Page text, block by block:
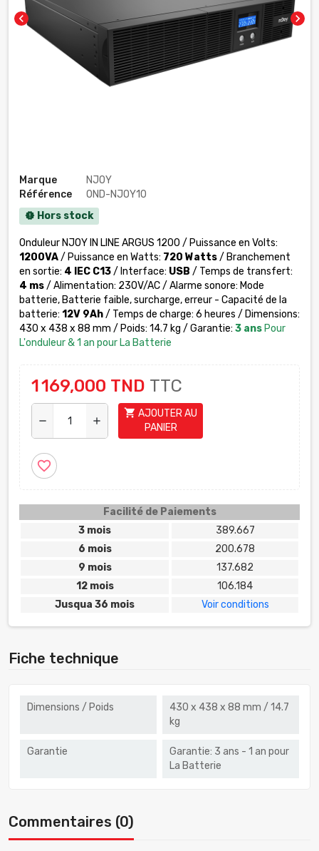
chevron_left chevron_right
Marque
NJOY
Référence
OND-NJOY10
new_releases Hors stock
Onduleur NJOY IN LINE ARGUS 1200 / Puissance en Volts:
1200VA/ Puissance en Watts: 720 Watts/ Branchement
en sortie: 4 IEC C13/ Interface: USB / Temps de transfert:
4 ms/ Alimentation: 230V/AC / Alarme sonore: Mode
batterie, Batterie faible, surcharge, erreur - Capacité de la
batterie: 12V 9Ah/ Temps de charge: 6 heures / Dimensions:
430 x 438 x 88 mm / Poids: 14.7 kg / Garantie: 3 ans Pour
L'onduleur & 1 an pour La Batterie
1 169,000 TND TTC
remove add
shopping_cart AJOUTER AU
PANIER
favorite_border
Facilité de Paiements
3 mois
389.667
6 mois
200.678
9 mois
137.682
12 mois
106.184
Jusqua 36 mois
Voir conditions
Fiche technique
Dimensions / Poids
430 x 438 x 88 mm / 14.7
kg
Garantie
Garantie: 3 ans - 1 an pour
La Batterie
Commentaires (0)